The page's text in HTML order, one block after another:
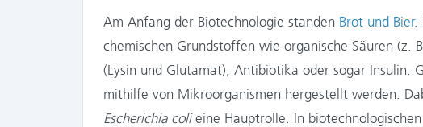
Am Anfang der Biotechnologie standen Brot und Bier.
chemischen Grundstoffen wie organische Säuren (z.
(Lysin und Glutamat), Antibiotika oder sogar Insulin.
mithilfe von Mikroorganismen hergestellt werden.
Escherichia colieine Hauptrolle. In